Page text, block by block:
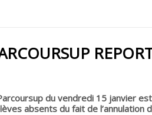
du vendredi 15 janvier
absents du fait de